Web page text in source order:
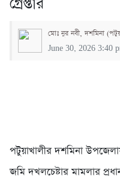
মোঃ নুর নবী, দশমিনা
June 30, 2026 3:40
পটুয়াখালীর দশমিনা
জমি দখলচেষ্টার মামলার